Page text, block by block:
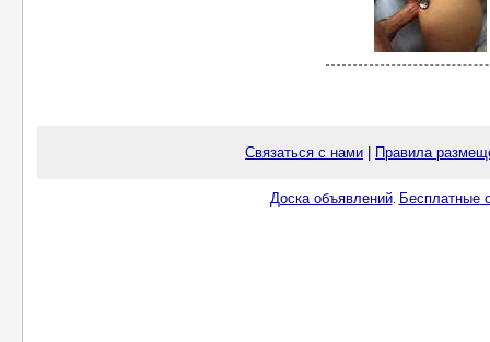
Связаться с нами Правила
Доска объявлений. Бесплатные